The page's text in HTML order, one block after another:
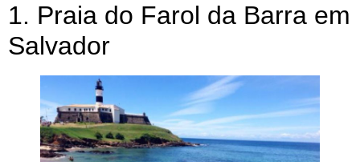
1. Praia do Farol da Barra em
Salvador